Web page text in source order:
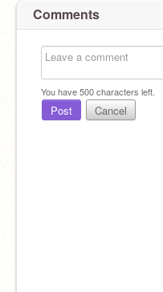
Comments
You have500characters left.
Post Cancel